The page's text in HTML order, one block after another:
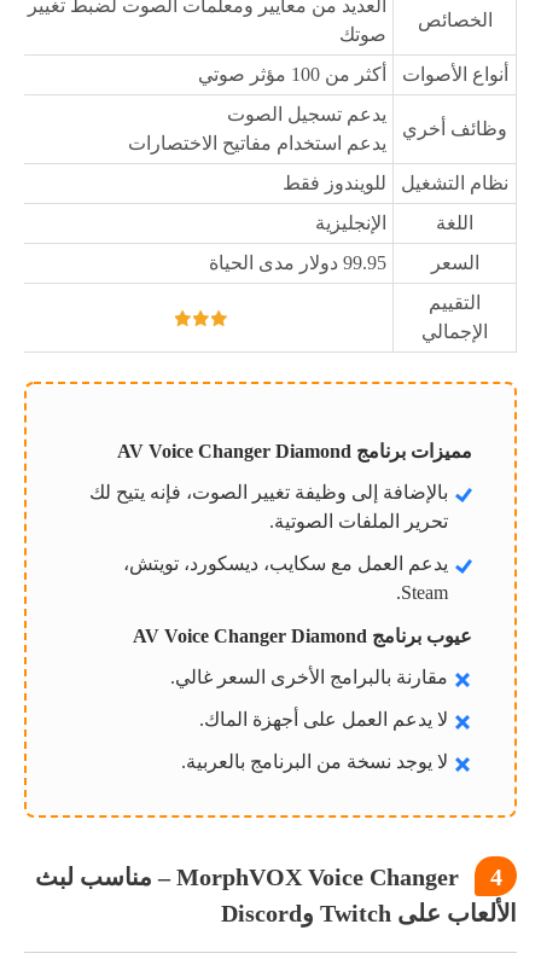
الخصائص
العديد من معايير ومعلمات الصوت لضبط تغيير
صوتك
أنواع الأصوات
أكثر من 100 مؤثر صوتي
وظائف أخري
يدعم تسجيل الصوت
يدعم استخدام مفاتيح الاختصارات
نظام التشغيل
للويندوز فقط
اللغة
الإنجليزية
السعر
99.95 دولار مدى الحياة
التقييم
الإجمالي
مميزات برنامج AV Voice Changer Diamond
بالإضافة إلى وظيفة تغيير الصوت، فإنه يتيح لك
تحرير الملفات الصوتية.
يدعم العمل مع سكايب، ديسكورد، تويتش،
Steam.
عيوب برنامج AV Voice Changer Diamond
مقارنة بالبرامج الأخرى السعر غالي.
لا يدعم العمل على أجهزة الماك.
لا يوجد نسخة من البرنامج بالعربية.
4
MorphVOX Voice Changer – مناسب لبث
الألعاب على Twitch وDiscord